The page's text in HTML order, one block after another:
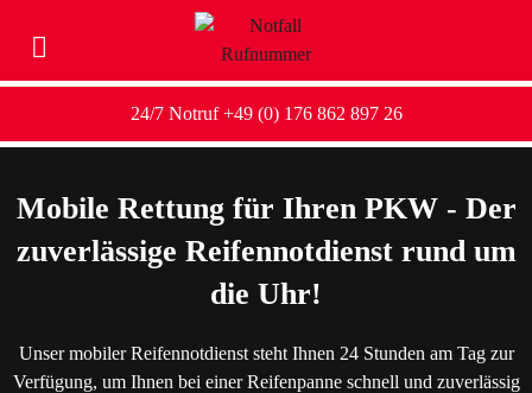
24/7 Notruf +49 (0) 176 862 897 26
Mobile Rettung für Ihren PKW - Der
zuverlässige Reifennotdienst rund um
die Uhr!
Unser mobiler Reifennotdienst steht Ihnen 24 Stunden am Tag zur
Verfügung, um Ihnen bei einer Reifenpanne schnell und zuverlässig